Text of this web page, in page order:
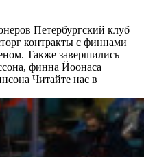
Петербургский клуб
контракты с финнами
Также завершились
финна Йоонаса
Читайте нас в